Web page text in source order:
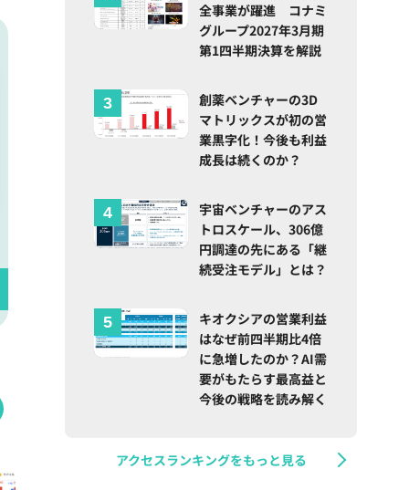
全事業が躍進 コナミ
グループ2027年3月期
第1四半期決算を解説
創薬ベンチャーの3D
マトリックスが初の営
業黒字化！今後も利益
成長は続くのか？
宇宙ベンチャーのアス
トロスケール、306億
円調達の先にある「継
続受注モデル」とは？
キオクシアの営業利益
はなぜ前四半期比4倍
に急増したのか？AI需
要がもたらす最高益と
今後の戦略を読み解く
アクセスランキングをもっと見る